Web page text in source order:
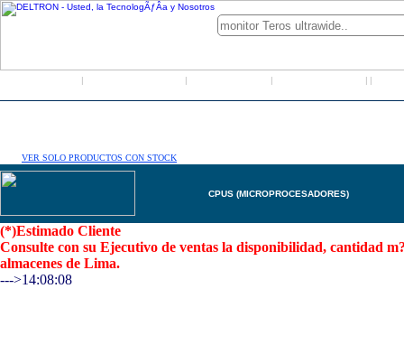
| | | | |
VER SOLO PRODUCTOS CON STOCK
CPUS (MICROPROCESADORES)
(*)Estimado Cliente
Consulte con su Ejecutivo de ventas la disponibilidad, cantidad
almacenes de Lima.
--->14:08:08